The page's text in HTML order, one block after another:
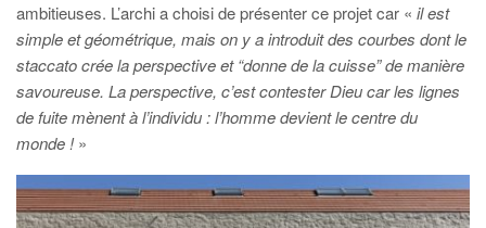
ambitieuses. L’archi a choisi de présenter ce projet car « il est
simple et géométrique, mais on y a introduit des courbes dont le
staccato crée la perspective et “donne de la cuisse” de manière
savoureuse. La perspective, c’est contester Dieu car les lignes
de fuite mènent à l’individu : l’homme devient le centre du
monde !»